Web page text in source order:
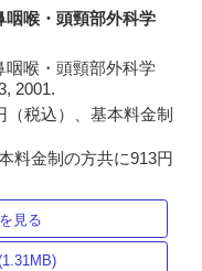
咽喉・頭頸部外科学
咽喉・頭頸部外科学
2001.
税込）、基本料金制
料金制の方共に913円
見る